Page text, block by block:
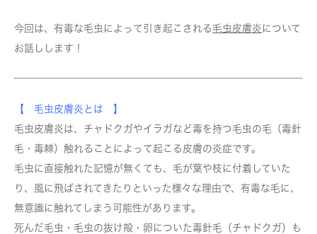
今回は、有毒な毛虫によって引き起こされる毛虫皮膚炎 について
お話しします！
【 毛虫皮膚炎とは 】
毛虫皮膚炎は、チャドクガやイラガなど毒を持つ毛虫の毛（毒針
毛・毒棘）触れることによって起こる皮膚の炎症です。
毛虫に直接触れた記憶が無くても、毛が葉や枝に付着していた
り、風に飛ばされてきたりといった様々な理由で、有毒な毛に、
無意識に触れてしまう可能性があります。
死んだ毛虫・毛虫の抜け殻・卵についた毒針毛（チャドクガ）も